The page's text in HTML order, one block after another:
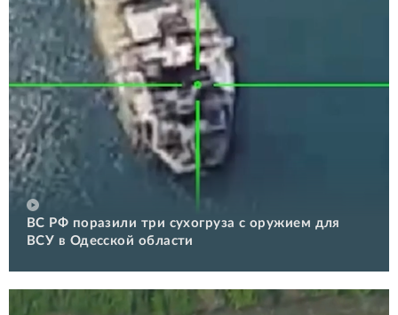
ВС РФ поразили три сухогруза с оружием для
ВСУ в Одесской области